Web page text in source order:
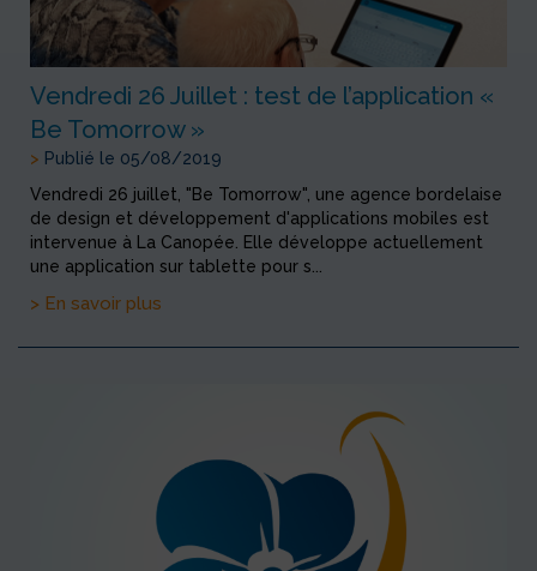
Vendredi 26 Juillet : test de l’application «
Be Tomorrow »
> Publié le 05/08/2019
Vendredi 26 juillet, "Be Tomorrow", une agence bordelaise
de design et développement d'applications mobiles est
intervenue à La Canopée. Elle développe actuellement
une application sur tablette pour s...
> En savoir plus